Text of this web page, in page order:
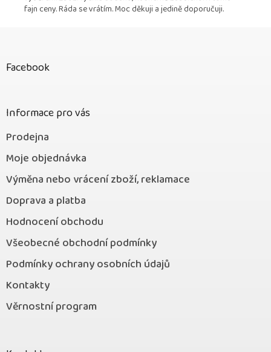
fajn ceny. Ráda se vrátím. Moc děkuji a jedině doporučuji.
Facebook
Informace pro vás
Prodejna
Moje objednávka
Výměna nebo vrácení zboží, reklamace
Doprava a platba
Hodnocení obchodu
Všeobecné obchodní podmínky
Podmínky ochrany osobních údajů
Kontakty
Věrnostní program